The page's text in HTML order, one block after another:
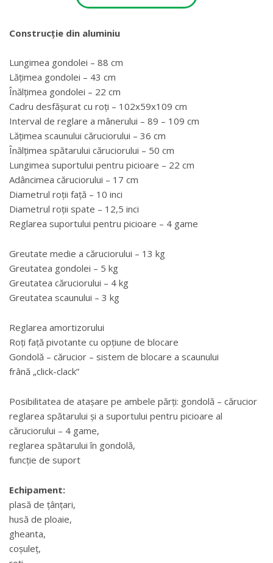
Construcție din aluminiu
Lungimea gondolei – 88 cm
Lățimea gondolei – 43 cm
Înălțimea gondolei – 22 cm
Cadru desfășurat cu roți – 102x59x109 cm
Interval de reglare a mânerului – 89 – 109 cm
Lățimea scaunului căruciorului – 36 cm
Înălțimea spătarului căruciorului – 50 cm
Lungimea suportului pentru picioare – 22 cm
Adâncimea căruciorului – 17 cm
Diametrul roții față – 10 inci
Diametrul roții spate – 12,5 inci
Reglarea suportului pentru picioare – 4 game
Greutate medie a căruciorului – 13 kg
Greutatea gondolei – 5 kg
Greutatea căruciorului – 4 kg
Greutatea scaunului – 3 kg
Reglarea amortizorului
Roți față pivotante cu opțiune de blocare
Gondolă – cărucior – sistem de blocare a scaunului
frână „click-clack”
Posibilitatea de atașare pe ambele părți: gondolă – cărucior
reglarea spătarului și a suportului pentru picioare al
căruciorului – 4 game,
reglarea spătarului în gondolă,
funcție de suport
Echipament:
plasă de țânțari,
husă de ploaie,
gheanta,
coșuleț,